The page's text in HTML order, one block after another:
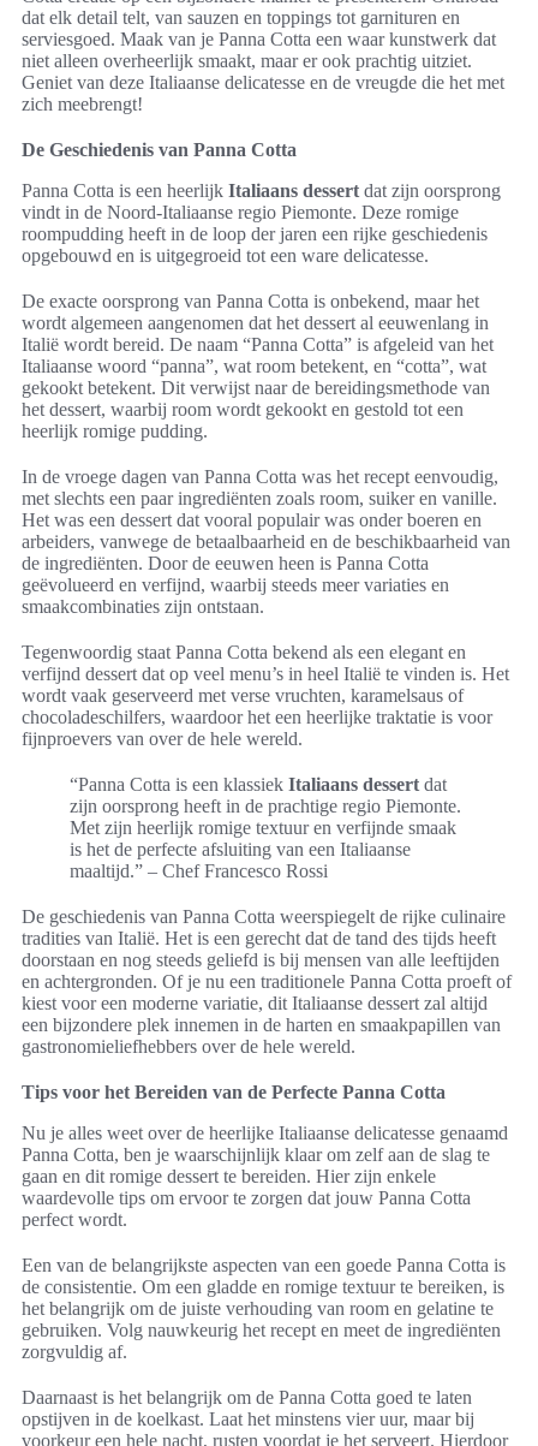
dat elk detail telt, van sauzen en toppings tot garnituren en
serviesgoed. Maak van je Panna Cotta een waar kunstwerk dat
niet alleen overheerlijk smaakt, maar er ook prachtig uitziet.
Geniet van deze Italiaanse delicatesse en de vreugde die het met
zich meebrengt!
De Geschiedenis van Panna Cotta
Panna Cotta is een heerlijk Italiaans dessert dat zijn oorsprong
vindt in de Noord-Italiaanse regio Piemonte. Deze romige
roompudding heeft in de loop der jaren een rijke geschiedenis
opgebouwd en is uitgegroeid tot een ware delicatesse.
De exacte oorsprong van Panna Cotta is onbekend, maar het
wordt algemeen aangenomen dat het dessert al eeuwenlang in
Italië wordt bereid. De naam “Panna Cotta” is afgeleid van het
Italiaanse woord “panna”, wat room betekent, en “cotta”, wat
gekookt betekent. Dit verwijst naar de bereidingsmethode van
het dessert, waarbij room wordt gekookt en gestold tot een
heerlijk romige pudding.
In de vroege dagen van Panna Cotta was het recept eenvoudig,
met slechts een paar ingrediënten zoals room, suiker en vanille.
Het was een dessert dat vooral populair was onder boeren en
arbeiders, vanwege de betaalbaarheid en de beschikbaarheid van
de ingrediënten. Door de eeuwen heen is Panna Cotta
geëvolueerd en verfijnd, waarbij steeds meer variaties en
smaakcombinaties zijn ontstaan.
Tegenwoordig staat Panna Cotta bekend als een elegant en
verfijnd dessert dat op veel menu’s in heel Italië te vinden is. Het
wordt vaak geserveerd met verse vruchten, karamelsaus of
chocoladeschilfers, waardoor het een heerlijke traktatie is voor
fijnproevers van over de hele wereld.
“Panna Cotta is een klassiek Italiaans dessert dat
zijn oorsprong heeft in de prachtige regio Piemonte.
Met zijn heerlijk romige textuur en verfijnde smaak
is het de perfecte afsluiting van een Italiaanse
maaltijd.” – Chef Francesco Rossi
De geschiedenis van Panna Cotta weerspiegelt de rijke culinaire
tradities van Italië. Het is een gerecht dat de tand des tijds heeft
doorstaan en nog steeds geliefd is bij mensen van alle leeftijden
en achtergronden. Of je nu een traditionele Panna Cotta proeft of
kiest voor een moderne variatie, dit Italiaanse dessert zal altijd
een bijzondere plek innemen in de harten en smaakpapillen van
gastronomieliefhebbers over de hele wereld.
Tips voor het Bereiden van de Perfecte Panna Cotta
Nu je alles weet over de heerlijke Italiaanse delicatesse genaamd
Panna Cotta, ben je waarschijnlijk klaar om zelf aan de slag te
gaan en dit romige dessert te bereiden. Hier zijn enkele
waardevolle tips om ervoor te zorgen dat jouw Panna Cotta
perfect wordt.
Een van de belangrijkste aspecten van een goede Panna Cotta is
de consistentie. Om een gladde en romige textuur te bereiken, is
het belangrijk om de juiste verhouding van room en gelatine te
gebruiken. Volg nauwkeurig het recept en meet de ingrediënten
zorgvuldig af.
Daarnaast is het belangrijk om de Panna Cotta goed te laten
opstijven in de koelkast. Laat het minstens vier uur, maar bij
voorkeur een hele nacht, rusten voordat je het serveert. Hierdoor